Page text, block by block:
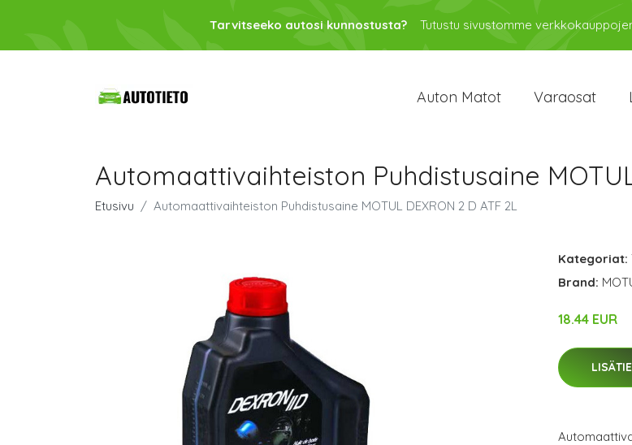
Tarvitseeko autosi kunnostusta? Tutustu sivustomme
Auton Matot Varaosat
Automaattivaihteiston Puhdistusaine
Etusivu Automaattivaihteiston Puhdistusaine MOTUL DEXRON 2 D ATF 2L
Kategoriat:
Brand:
18.44 EUR